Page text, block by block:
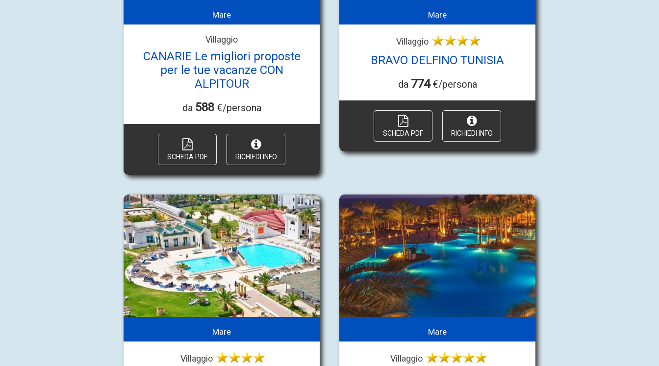
Mare
Villaggio
CANARIE Le migliori proposte
per le tue vacanze CON
ALPITOUR
da 588€/persona
SCHEDA PDF RICHIEDI INFO
Mare
Villaggio
BRAVO DELFINO TUNISIA
da 774€/persona
SCHEDA PDF RICHIEDI INFO
Mare
Villaggio
Mare
Villaggio